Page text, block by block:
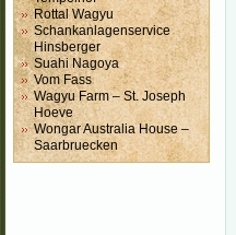
Rottal Wagyu
Schankanlagenservice
Hinsberger
Suahi Nagoya
Vom Fass
Wagyu Farm – St. Joseph
Hoeve
Wongar Australia House –
Saarbruecken